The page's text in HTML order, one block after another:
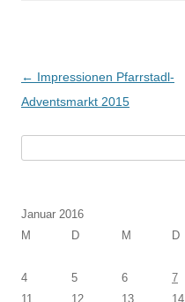
Beitragsnavigation
← Impressionen Pfarrstadl-
Adventsmarkt 2015
Januar 2016
M
D M D
4
5 6 7
11
12 13 14